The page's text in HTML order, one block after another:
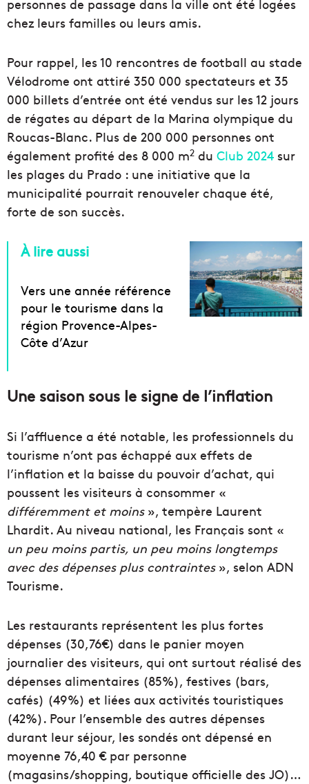
personnes de passage dans la ville ont été logées
chez leurs familles ou leurs amis.
Pour rappel, les 10 rencontres de football au stade
Vélodrome ont attiré 350 000 spectateurs et 35
000 billets d’entrée ont été vendus sur les 12 jours
de régates au départ de la Marina olympique du
Roucas-Blanc. Plus de 200 000 personnes ont
également profité des 8 000 m2 du Club 2024 sur
les plages du Prado : une initiative que la
municipalité pourrait renouveler chaque été,
forte de son succès.
À lire aussi
Vers une année référence
pour le tourisme dans la
région Provence-Alpes-
Côte d’Azur
Une saison sous le signe de l’inflation
Si l’affluence a été notable, les professionnels du
tourisme n’ont pas échappé aux effets de
l’inflation et la baisse du pouvoir d’achat, qui
poussent les visiteurs à consommer «
différemment et moins», tempère Laurent
Lhardit. Au niveau national, les Français sont «
un peu moins partis, un peu moins longtemps
avec des dépenses plus contraintes», selon ADN
Tourisme.
Les restaurants représentent les plus fortes
dépenses (30,76€) dans le panier moyen
journalier des visiteurs, qui ont surtout réalisé des
dépenses alimentaires (85%), festives (bars,
cafés) (49%) et liées aux activités touristiques
(42%). Pour l’ensemble des autres dépenses
durant leur séjour, les sondés ont dépensé en
moyenne 76,40 € par personne
(magasins/shopping, boutique officielle des JO)…